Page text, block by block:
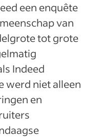
een enquête
van
tot grote
Indeed
werd niet alleen
en